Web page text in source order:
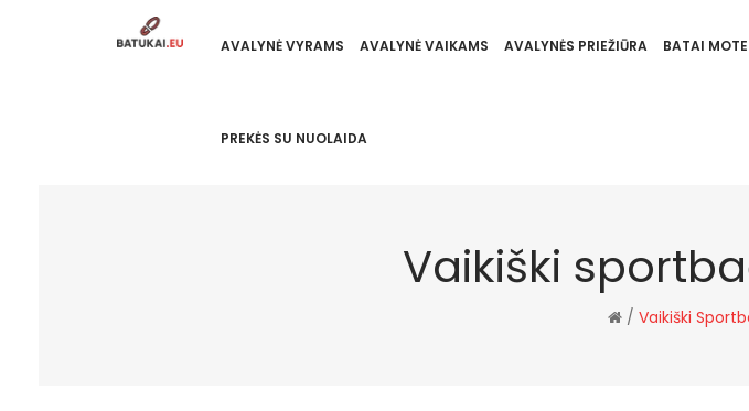
AVALYNĖ VYRAMS AVALYNĖ VAIKAMS AVALYNĖS PRIEŽIŪRA BATAI
PREKĖS SU NUOLAIDA
Vaikiški
/ Vaikiški